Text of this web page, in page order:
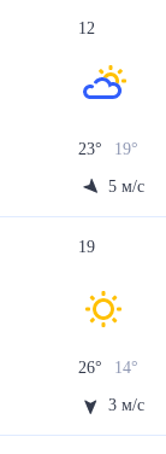
12
23° 19°
5 м/с
19
26° 14°
3 м/с